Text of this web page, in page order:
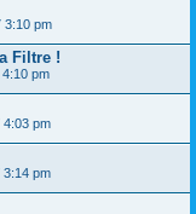
3:10 pm
Filtre !
4:10 pm
4:03 pm
3:14 pm